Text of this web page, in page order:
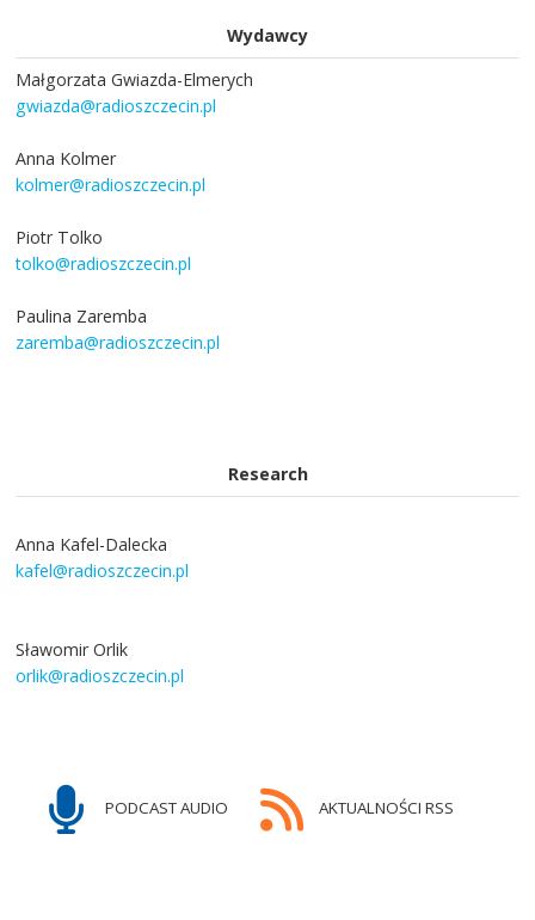
Wydawcy
Małgorzata Gwiazda-Elmerych
gwiazda@radioszczecin.pl
Anna Kolmer
kolmer@radioszczecin.pl
Piotr Tolko
tolko@radioszczecin.pl
Paulina Zaremba
zaremba@radioszczecin.pl
Research
Anna Kafel-Dalecka
kafel@radioszczecin.pl
Sławomir Orlik
orlik@radioszczecin.pl
PODCAST AUDIO AKTUALNOŚCI RSS